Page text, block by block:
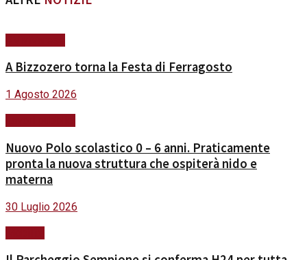
A Bizzozero torna la Festa di Ferragosto
1 Agosto 2026
Nuovo Polo scolastico 0 – 6 anni. Praticamente
pronta la nuova struttura che ospiterà nido e
materna
30 Luglio 2026